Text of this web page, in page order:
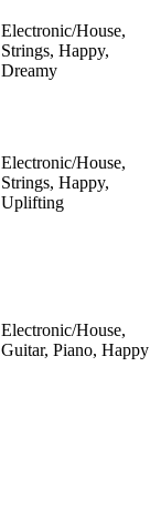
Electronic/House,
Strings, Happy,
Dreamy
Electronic/House,
Strings, Happy,
Uplifting
Electronic/House,
Guitar, Piano, Happy